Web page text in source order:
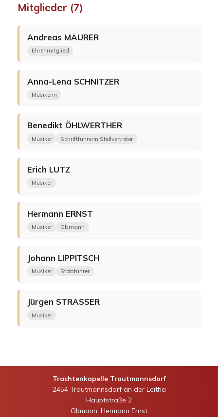
Mitglieder (7)
Andreas MAURER
Ehrenmitglied
Anna-Lena SCHNITZER
Musikerin
Benedikt ÖHLWERTHER
Musiker Schriftführerin Stellvertreter
Erich LUTZ
Musiker
Hermann ERNST
Musiker Obmann
Johann LIPPITSCH
Musiker Stabführer
Jürgen STRASSER
Musiker
Trachtenkapelle Trautmannsdorf
2454 Trautmannsdorf an der Leitha
Hauptstraße 2
Obmann: Hermann Ernst